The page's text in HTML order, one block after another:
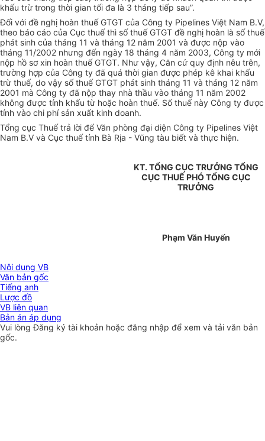
khấu trừ trong thời gian tối đa là 3 tháng tiếp sau”.
Đối với đề nghị hoàn thuế GTGT của Công ty Pipelines Việt Nam B.V,
theo báo cáo của Cục thuế thì số thuế GTGT đề nghị hoàn là số thuế
phát sinh của tháng 11 và tháng 12 năm 2001 và được nộp vào
tháng 11/2002 nhưng đến ngày 18 tháng 4 năm 2003, Công ty mới
nộp hồ sơ xin hoàn thuế GTGT. Như vậy, Căn cứ quy định nêu trên,
trường hợp của Công ty đã quá thời gian được phép kê khai khấu
trừ thuế, do vậy số thuế GTGT phát sinh tháng 11 và tháng 12 năm
2001 mà Công ty đã nộp thay nhà thầu vào tháng 11 năm 2002
không được tính khấu từ hoặc hoàn thuế. Số thuế này Công ty được
tính vào chi phí sản xuất kinh doanh.
Tổng cục Thuế trả lời để Văn phòng đại diện Công ty Pipelines Việt
Nam B.V và Cục thuế tỉnh Bà Rịa - Vũng tàu biết và thực hiện.
KT. TỔNG CỤC TRƯỞNG TỔNG
CỤC THUẾ PHÓ TỔNG CỤC
TRƯỞNG
Phạm Văn Huyến
Nội dung VB
Văn bản gốc
Tiếng anh
Lược đồ
VB liên quan
Bản án áp dụng
Vui lòngĐăng ký tài khoản hoặc đăng nhập để xem và tải văn bản
gốc.